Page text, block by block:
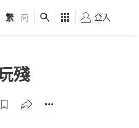
觀點 健康 好食玩飛
繁 简 登入
殘